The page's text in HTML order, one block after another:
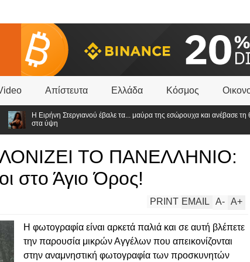
Απίστευτα Ελλάδα Κόσμος
Η Ειρήνη Στεργιανού έβαλε τα... μαύρα της εσώρουχα και ανέβασε τη
στα ύψη
ΤΟ ΠΑΝΕΛΛΗΝΙΟ:
στο Άγιο Όρος!
A+
A-
EMAIL
PRINT
Η φωτογραφία είναι αρκετά παλιά και σε αυτή βλέπετε
την παρουσία μικρών Αγγέλων που απεικονίζονται
στην αναμνηστική φωτογραφία των προσκυνητών